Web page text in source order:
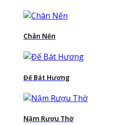
Chân Nến
Đế Bát Hương
Nậm Rượu Thờ